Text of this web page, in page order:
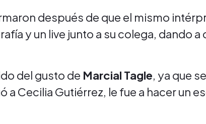
después de que el mismo
y un live junto a su colega, dando
del gusto de Marcial Tagle, ya que
a Cecilia Gutiérrez, le fue a hacer un